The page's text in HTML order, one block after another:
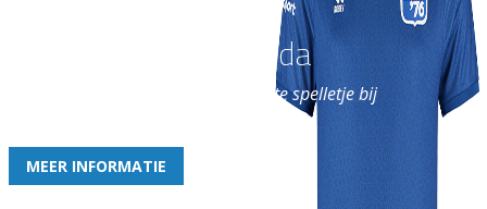
Word nu lid van Rohda
en geniet iedere week van het leukste spelletje bij
MEER INFORMATIE